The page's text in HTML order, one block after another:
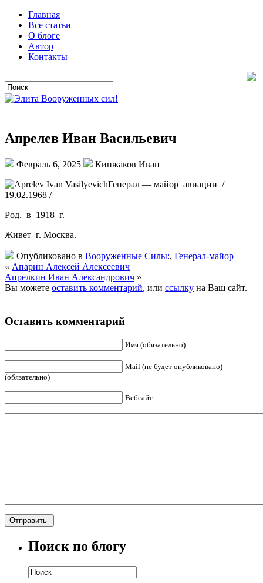
Главная
Все статьи
О блоге
Автор
Контакты
Апрелев Иван Васильевич
Февраль 6, 2025
Кинжаков Иван
Генерал — майор авиации /
19.02.1968 /
Род. в 1918 г.
Живет г. Москва.
Опубликовано в Вооруженные Силы:, Генерал-майор
« Апарин Алексей Алексеевич
Апрелкин Иван Александрович »
Вы можете оставить комментарий, или ссылку на Ваш сайт.
Оставить комментарий
Имя (обязательно)
Mail (не будет опубликовано)
(обязательно)
Вебсайт
Поиск по блогу